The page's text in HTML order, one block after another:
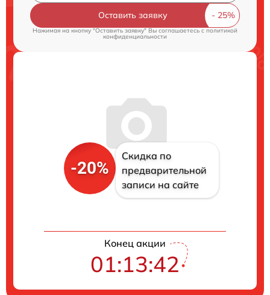
Оставить заявку
Нажимая на кнопку "Оставить заявку" Вы соглашаетесь cполитикой
конфиденциальности
-20%
Скидка по
предварительной
записи на сайте
Конец акции
01:13:41